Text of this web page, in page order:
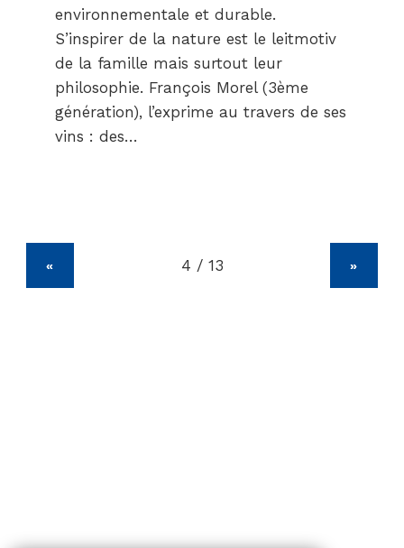
environnementale et durable.
S’inspirer de la nature est le leitmotiv
de la famille mais surtout leur
philosophie. François Morel (3ème
génération), l’exprime au travers de ses
vins : des…
« »